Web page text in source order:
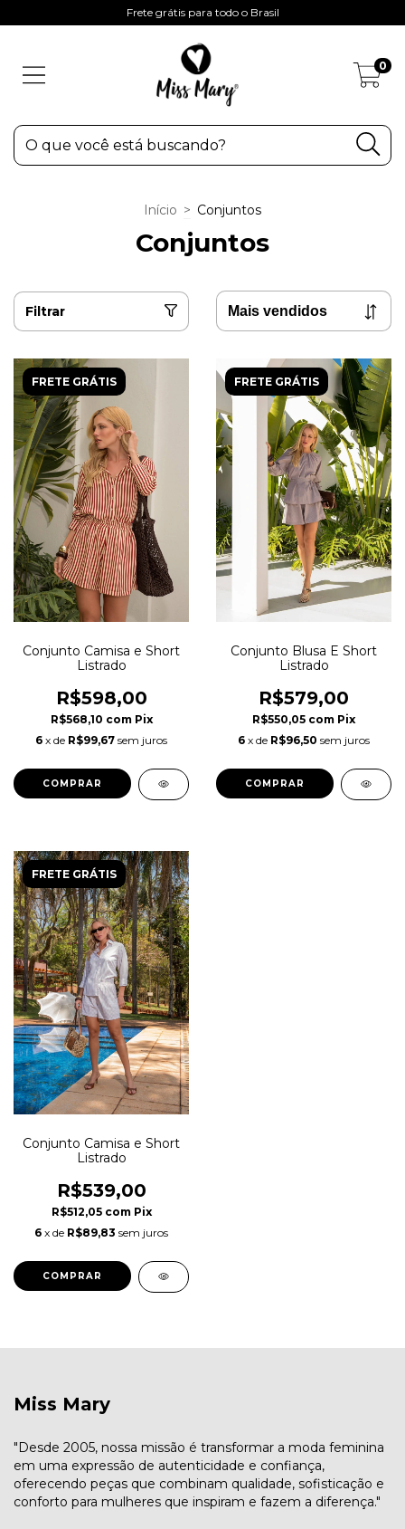
Frete grátis para todo o Brasil
0
Início > Conjuntos
Conjuntos
Filtrar
FRETE GRÁTIS
Conjunto Camisa e Short
Listrado
R$598,00
R$568,10 com Pix
6 x de R$99,67 sem juros
COMPRAR
FRETE GRÁTIS
Conjunto Blusa E Short
Listrado
R$579,00
R$550,05 com Pix
6 x de R$96,50 sem juros
COMPRAR
FRETE GRÁTIS
Conjunto Camisa e Short
Listrado
R$539,00
R$512,05 com Pix
6 x de R$89,83 sem juros
COMPRAR
Miss Mary
"Desde 2005, nossa missão é transformar a moda feminina
em uma expressão de autenticidade e confiança,
oferecendo peças que combinam qualidade, sofisticação e
conforto para mulheres que inspiram e fazem a diferença."